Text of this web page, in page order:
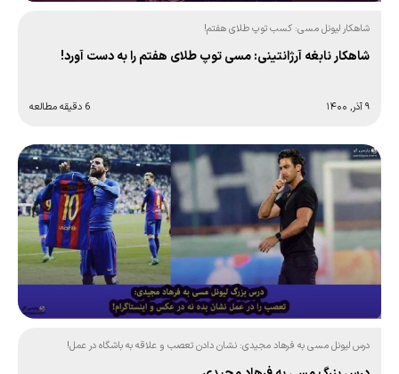
شاهکار لیونل مسی: کسب توپ طلای هفتم!
شاهکار نابغه آرژانتینی: مسی توپ طلای هفتم را به دست آورد!
۹ آذر, ۱۴۰۰ 6 دقیقه مطالعه
درس لیونل مسی به فرهاد مجیدی: نشان دادن تعصب و علاقه به باشگاه در عمل!